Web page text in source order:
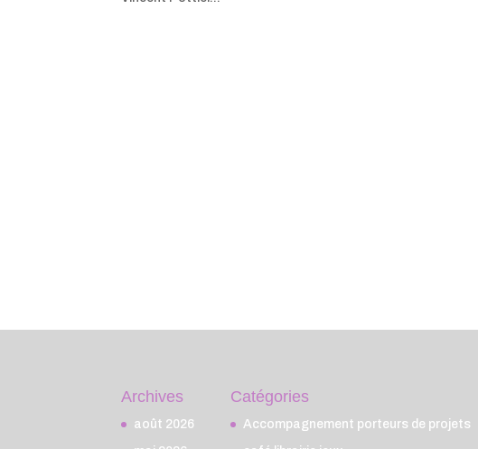
Archives
août 2026
Catégories
Accompagnement porteurs de projets